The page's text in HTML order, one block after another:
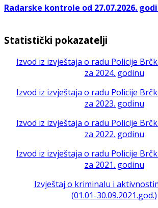
Radarske kontrole od 27.07.2026.
Statistički pokazatelji
Izvod iz izvještaja o radu Policije
za 2024. godinu
Izvod iz izvještaja o radu Policije
za 2023. godinu
Izvod iz izvještaja o radu Policije
za 2022. godinu
Izvod iz izvještaja o radu Policije
za 2021. godinu
Izvještaj o kriminalu i
(01.01-30.09.2021.god.)